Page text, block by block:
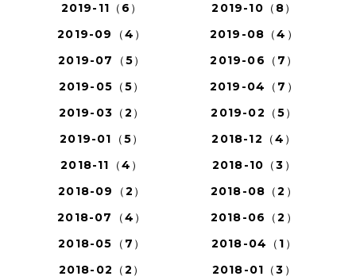
2019-11（6）
2019-10（8）
2019-09（4）
2019-08（4）
2019-07（5）
2019-06（7）
2019-05（5）
2019-04（7）
2019-03（2）
2019-02（5）
2019-01（5）
2018-12（4）
2018-11（4）
2018-10（3）
2018-09（2）
2018-08（2）
2018-07（4）
2018-06（2）
2018-05（7）
2018-04（1）
2018-02（2）
2018-01（3）